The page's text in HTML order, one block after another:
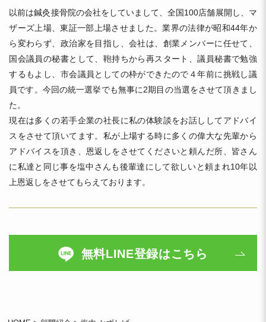
以前は鍼灸接骨院の会社をしていまして、全国100店舗展開し、マ
ザーズ上場、東証一部上場させました。業界の法律が昭和44年か
ら変わらず、政治家を目指し、会社は、創業メンバーに任せて、
国会議員の秘書として、鞄持ちから再スタート、議員秘書で勉強
するもよし、市会議員としての枠ができたので４年前に挑戦し議
員です。今回の統一選挙でも無事に2期目の当選をさせて頂きまし
た。
現在は多くの若手企業の社長に私の体験談をお話ししてアドバイ
スをさせて頂いてます。私が上場する時に多くの偉大な先輩から
アドバイスを頂き、恩返しをさせてくださいと頼んだ所、皆さん
に私達と同じ事を塩中さんも後輩達にして欲しいと頼まれ10年以
上恩返しをさせてもらえております。
無料LINE登録はこちら